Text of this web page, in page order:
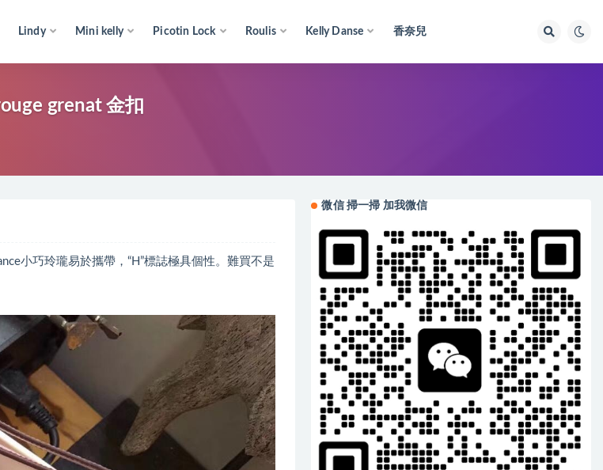
Lindy Mini kelly Picotin Lock Roulis Kelly Danse 香奈兒
grenat 金扣
小巧玲瓏易於攜帶，“H”標誌極具個性。難買不是
微信 掃一掃 加我微信